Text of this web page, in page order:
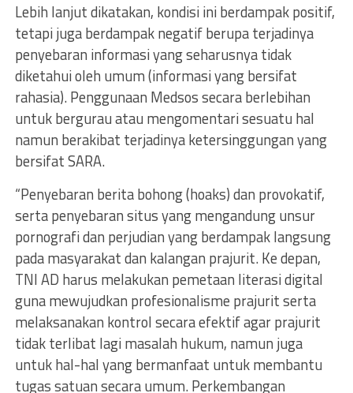
Lebih lanjut dikatakan, kondisi ini berdampak positif,
tetapi juga berdampak negatif berupa terjadinya
penyebaran informasi yang seharusnya tidak
diketahui oleh umum (informasi yang bersifat
rahasia). Penggunaan Medsos secara berlebihan
untuk bergurau atau mengomentari sesuatu hal
namun berakibat terjadinya ketersinggungan yang
bersifat SARA.
“Penyebaran berita bohong (hoaks) dan provokatif,
serta penyebaran situs yang mengandung unsur
pornografi dan perjudian yang berdampak langsung
pada masyarakat dan kalangan prajurit. Ke depan,
TNI AD harus melakukan pemetaan literasi digital
guna mewujudkan profesionalisme prajurit serta
melaksanakan kontrol secara efektif agar prajurit
tidak terlibat lagi masalah hukum, namun juga
untuk hal-hal yang bermanfaat untuk membantu
tugas satuan secara umum. Perkembangan